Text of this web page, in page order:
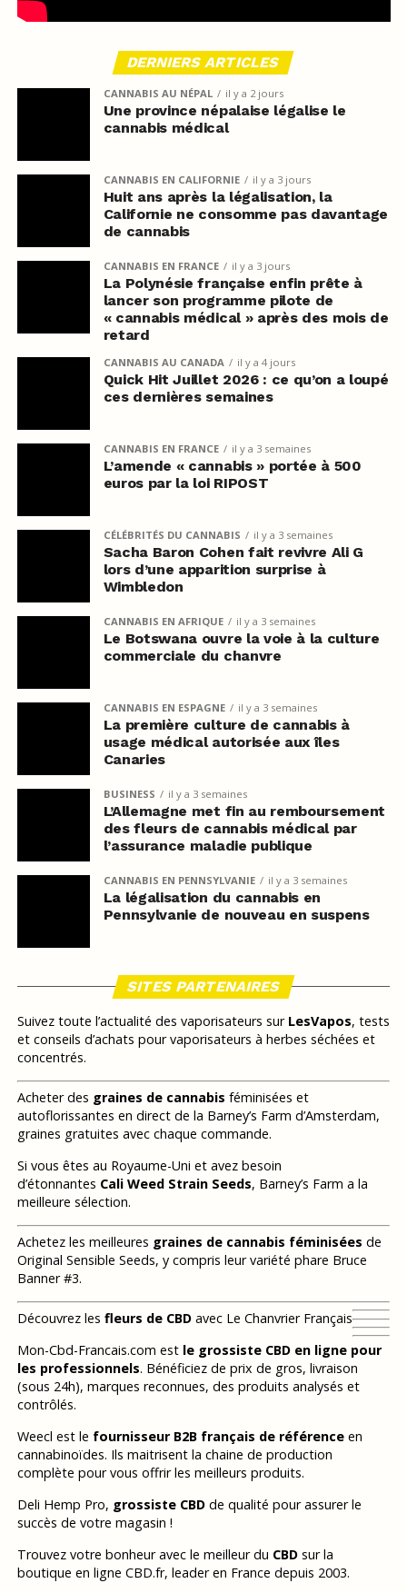
DERNIERS ARTICLES
CANNABIS AU NÉPAL il y a 2 jours
Une province népalaise légalise le
cannabis médical
CANNABIS EN CALIFORNIE il y a 3 jours
Huit ans après la légalisation, la
Californie ne consomme pas davantage
de cannabis
CANNABIS EN FRANCE il y a 3 jours
La Polynésie française enfin prête à
lancer son programme pilote de
« cannabis médical » après des mois de
retard
CANNABIS AU CANADA il y a 4 jours
Quick Hit Juillet 2026 : ce qu’on a loupé
ces dernières semaines
CANNABIS EN FRANCE il y a 3 semaines
L’amende « cannabis » portée à 500
euros par la loi RIPOST
CÉLÉBRITÉS DU CANNABIS il y a 3 semaines
Sacha Baron Cohen fait revivre Ali G
lors d’une apparition surprise à
Wimbledon
CANNABIS EN AFRIQUE il y a 3 semaines
Le Botswana ouvre la voie à la culture
commerciale du chanvre
CANNABIS EN ESPAGNE il y a 3 semaines
La première culture de cannabis à
usage médical autorisée aux îles
Canaries
BUSINESS il y a 3 semaines
L’Allemagne met fin au remboursement
des fleurs de cannabis médical par
l’assurance maladie publique
CANNABIS EN PENNSYLVANIE il y a 3 semaines
La légalisation du cannabis en
Pennsylvanie de nouveau en suspens
SITES PARTENAIRES
Suivez toute l’actualité des vaporisateurs sur LesVapos, tests
et conseils d’achats pour vaporisateurs à herbes séchées et
concentrés.
Acheter des graines de cannabis féminisées et
autoflorissantes en direct de la Barney’s Farm d’Amsterdam,
graines gratuites avec chaque commande.
Si vous êtes au Royaume-Uni et avez besoin
d’étonnantes Cali Weed Strain Seeds, Barney’s Farm a la
meilleure sélection.
Achetez les meilleures graines de cannabis féminisées de
Original Sensible Seeds, y compris leur variété phare Bruce
Banner #3.
Découvrez les fleurs de CBDavec Le Chanvrier Français
Mon-Cbd-Francais.com est le grossiste CBD en ligne pour
les professionnels. Bénéficiez de prix de gros, livraison
(sous 24h), marques reconnues, des produits analysés et
contrôlés.
Weecl est le fournisseur B2B français de référenceen
cannabinoïdes. Ils maitrisent la chaine de production
complète pour vous offrir les meilleurs produits.
Deli Hemp Pro, grossiste CBDde qualité pour assurer le
succès de votre magasin !
Trouvez votre bonheur avec le meilleur du CBDsur la
boutique en ligne CBD.fr, leader en France depuis 2003.